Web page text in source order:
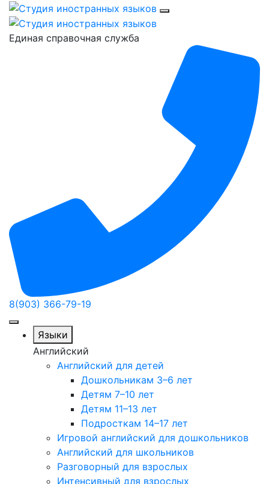
Единая справочная служба
8(903) 366-79-19
Языки
Английский
Английский для детей
Дошкольникам 3–6 лет
Детям 7–10 лет
Детям 11–13 лет
Подросткам 14–17 лет
Игровой английский для дошкольников
Английский для школьников
Разговорный для взрослых
Интенсивный для взрослых